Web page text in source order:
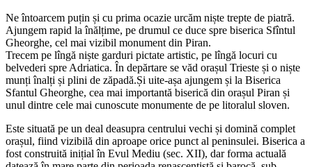
Ne întoarcem puțin și cu prima ocazie urcăm niște trepte de piatră.
Ajungem rapid la înălțime, pe drumul ce duce spre biserica Sfîntul
Gheorghe, cel mai vizibil monument din Piran.
Trecem pe lîngă niște garduri pictate artistic, pe lîngă locuri cu
belvederi spre Adriatica. În depărtare se văd orașul Trieste și o niște
munți înalți și plini de zăpadă.Și uite-așa ajungem și la Biserica
Sfantul Gheorghe, cea mai importantă biserică din orașul Piran și
unul dintre cele mai cunoscute monumente de pe litoralul sloven.
Este situată pe un deal deasupra centrului vechi și domină complet
orașul, fiind vizibilă din aproape orice punct al peninsulei. Biserica a
fost construită inițial în Evul Mediu (sec. XII), dar forma actuală